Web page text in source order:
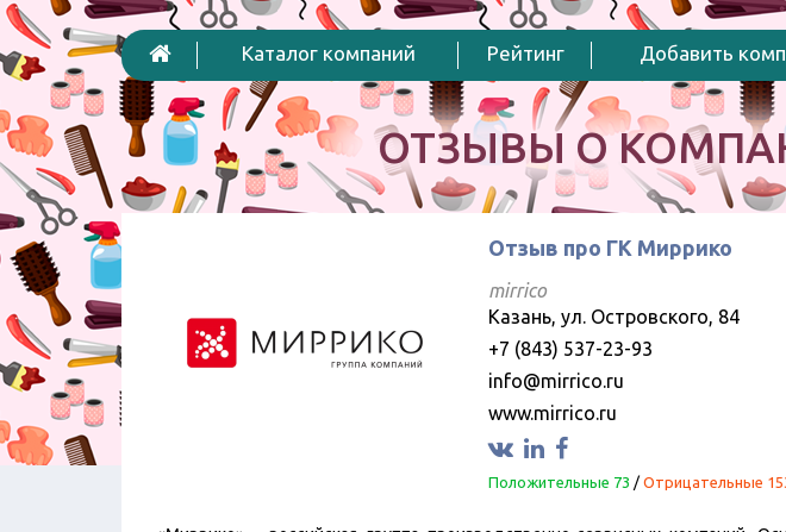
Каталог компаний Рейтинг Добавить
ОТЗЫВЫ О
Отзыв про ГК Миррико
mirrico
Казань, ул. Островского, 84
+7 (843) 537-23-93
info@mirrico.ru
www.mirrico.ru
Положительные 73 / Отрицательные